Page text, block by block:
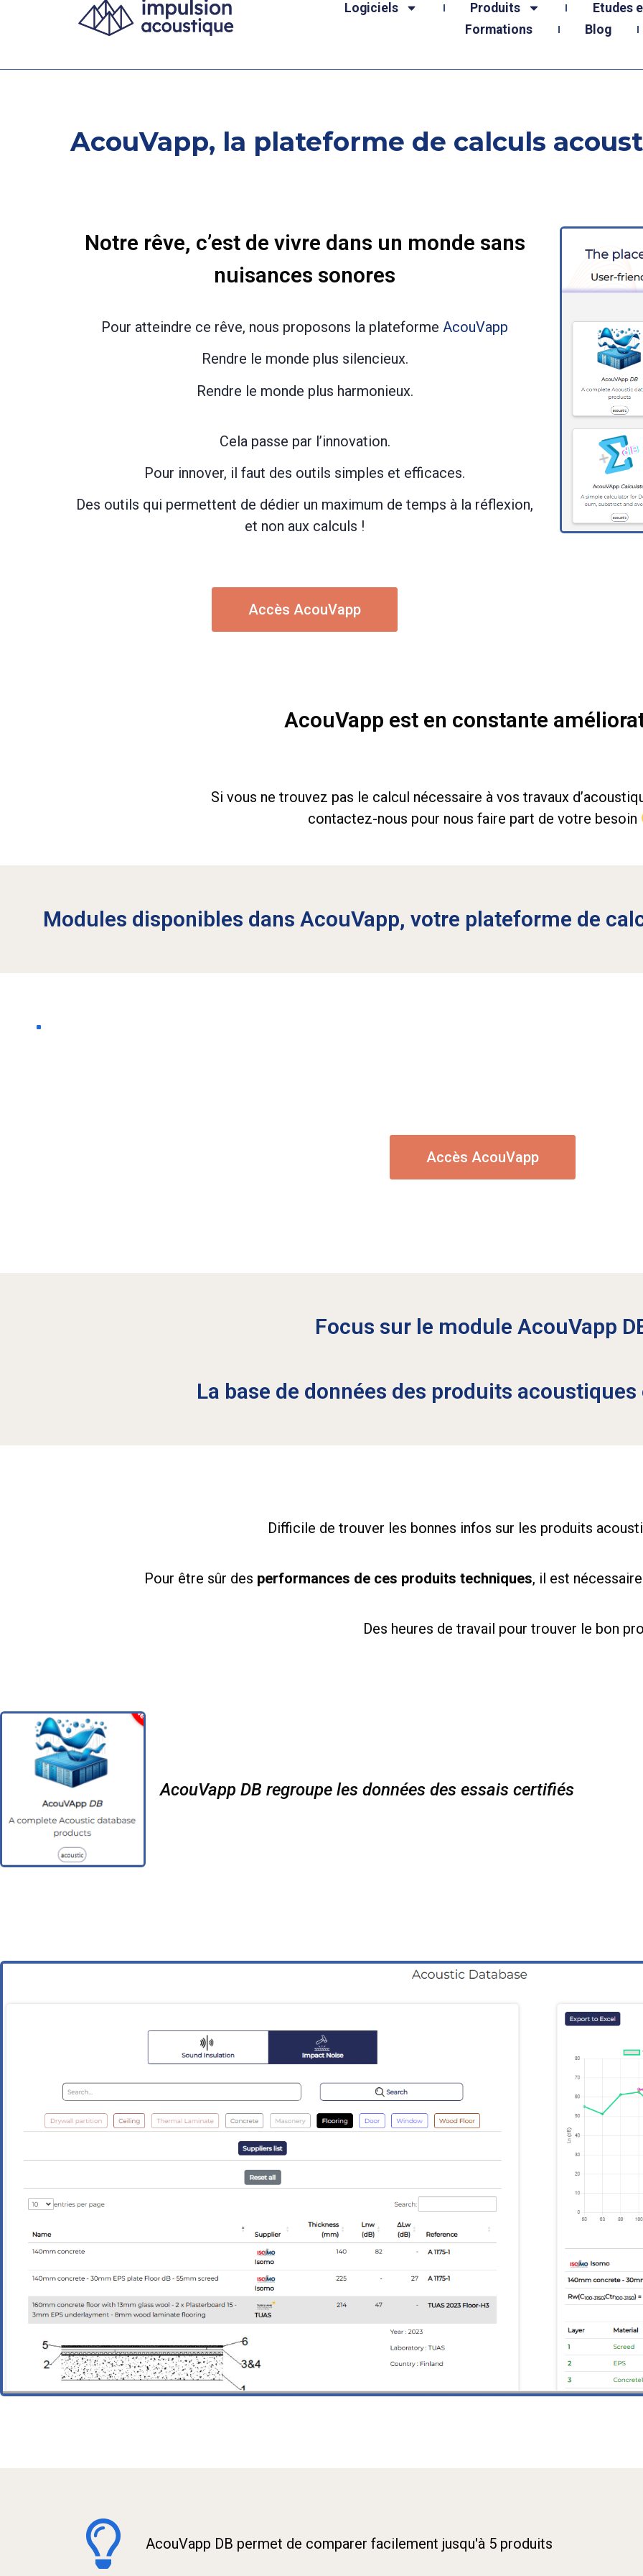
Logiciels Produits
Etudes
Formations
Blog
AcouVapp, la plateforme de calculs
Notre rêve, c’est de vivre dans un monde sans
nuisances sonores
Pour atteindre ce rêve, nous proposons la plateforme AcouVapp
Rendre le monde plus silencieux.
Rendre le monde plus harmonieux.
Cela passe par l’innovation.
Pour innover, il faut des outils simples et efficaces.
Des outils qui permettent de dédier un maximum de temps à la réflexion,
et non aux calculs !
Accès AcouVapp
AcouVapp est en constante
Si vous ne trouvez pas le calcul nécessaire à vos travaux
contactez-nous pour nous faire part de votre besoin
Modules disponibles dans AcouVapp, votre plateforme de
Accès AcouVapp
Focus sur le module AcouVapp
La base de données des produits
Difficile de trouver les bonnes infos sur les produits
Pour être sûr des performances de ces produits techniques, il est
Des heures de travail pour trouver le bon
AcouVapp DB regroupe les données des essais certifiés
AcouVapp DB permet de comparer facilement jusqu'à 5 produits